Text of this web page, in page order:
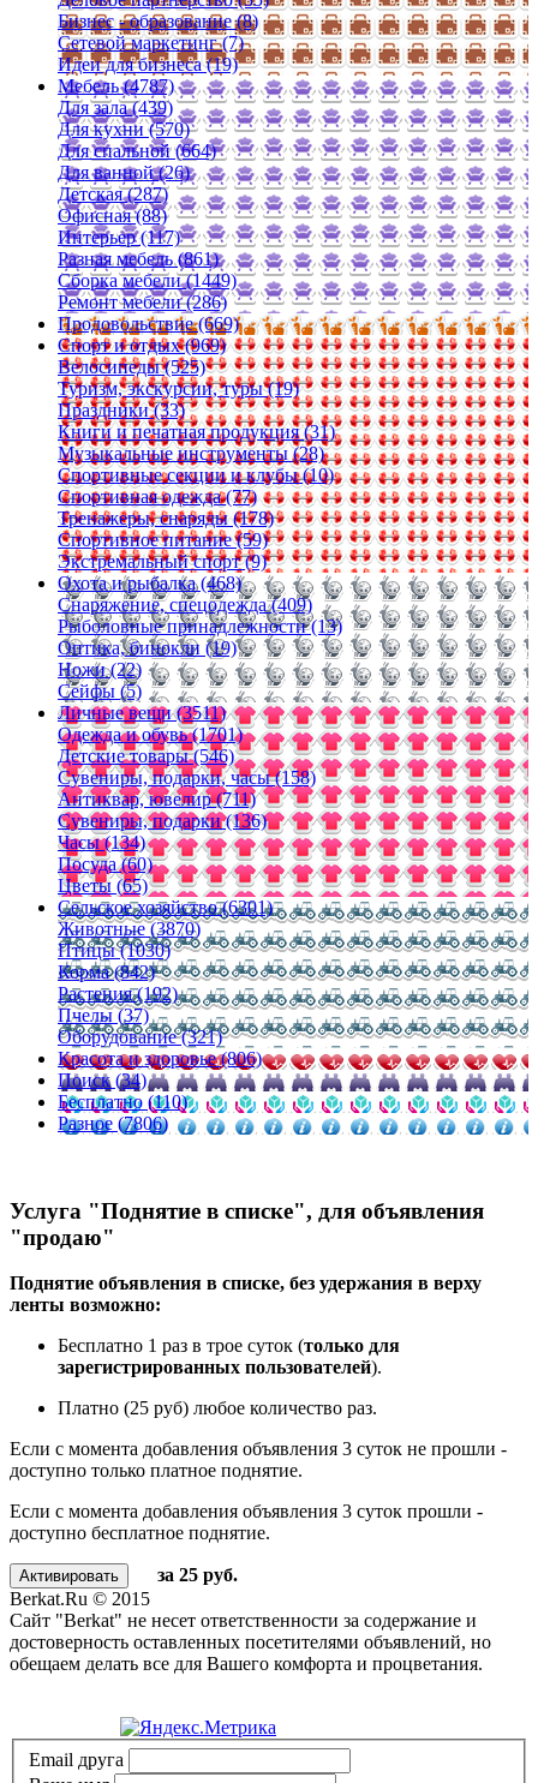
Бизнес - образование (8)
Сетевой маркетинг (7)
Идеи для бизнеса (19)
Мебель (4787)
Для зала (439)
Для кухни (570)
Для спальной (664)
Для ванной (26)
Детская (287)
Офисная (88)
Интерьер (117)
Разная мебель (861)
Сборка мебели (1449)
Ремонт мебели (286)
Продовольствие (669)
Спорт и отдых (969)
Велосипеды (525)
Туризм, экскурсии, туры (19)
Праздники (33)
Книги и печатная продукция (31)
Музыкальные инструменты (28)
Спортивные секции и клубы (10)
Спортивная одежда (77)
Тренажеры, снаряды (178)
Спортивное питание (59)
Экстремальный спорт (9)
Охота и рыбалка (468)
Снаряжение, спецодежда (409)
Рыболовные принадлежности (13)
Оптика, бинокли (19)
Ножи (22)
Сейфы (5)
Личные вещи (3511)
Одежда и обувь (1701)
Детские товары (546)
Сувениры, подарки, часы (158)
Антиквар, ювелир (711)
Сувениры, подарки (136)
Часы (134)
Посуда (60)
Цветы (65)
Сельское хозяйство (6301)
Животные (3870)
Птицы (1030)
Корма (842)
Растения (192)
Пчелы (37)
Оборудование (321)
Красота и здоровье (806)
Поиск (34)
Бесплатно (110)
Разное (7806)
Услуга "Поднятие в списке", для объявления
"продаю"
Поднятие объявления в списке, без удержания в верху
ленты возможно:
Бесплатно 1 раз в трое суток (только для
зарегистрированных пользователей).
Платно (25 руб) любое количество раз.
Если с момента добавления объявления 3 суток не прошли -
доступно только платное поднятие.
Если с момента добавления объявления 3 суток прошли -
доступно бесплатное поднятие.
за 25 руб.
Berkat.Ru © 2015
Сайт "Berkat" не несет ответственности за содержание и
достоверность оставленных посетителями объявлений, но
обещаем делать все для Вашего комфорта и процветания.
Email друга